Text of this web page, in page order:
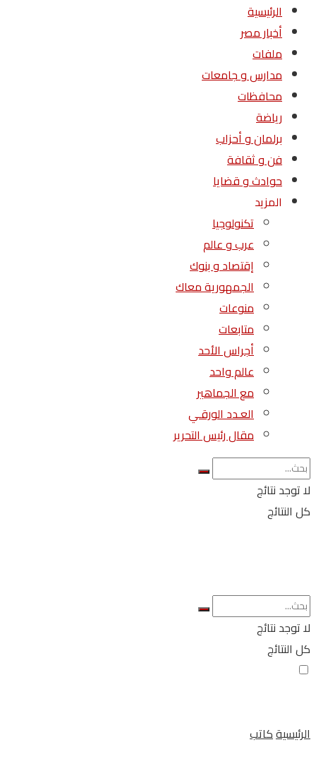
الرئيسية
أخبار مصر
ملفات
مدارس و جامعات
محافظات
رياضة
برلمان و أحزاب
فن و ثقافة
حوادث و قضايا
المزيد
تكنولوجيا
عرب و عالم
إقتصاد و بنوك
الجمهورية معاك
منوعات
متابعات
أجراس الأحد
عالم واحد
مع الجماهير
العـدد الورقـي
مقال رئيس التحرير
لا توجد نتائج
كل النتائج
لا توجد نتائج
كل النتائج
الرئيسيةكاتب